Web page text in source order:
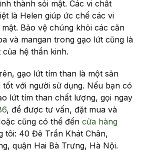
thành sỏi mật. Các vi chất
là Helen giúp ức chế các vi
Bảo vệ chúng khỏi các căn
và mangan trong gạo lứt cũng là
hệ thần kinh.
gạo lứt tím than là một sản
với người sử dụng. Nếu bạn có
lứt tím than chất lượng, gọi ngay
, để được tư vấn, đặt mua và
cũng có thể đến cửa hàng
tôi: 40 Đê Trần Khát Chân,
quận Hai Bà Trưng, Hà Nội.